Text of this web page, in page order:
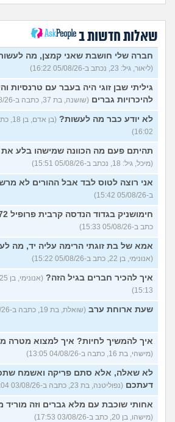
אם הייתה לכם מכונת זמן.
(ירין, בת 19)
סיימתי תואר והבנתי שאני לא
עכשיו?
(טל, בת 29)
מס שאלות לסטודנטים ובוגרים
של המכללה האקדמית וינגייט
לימודים מסלול בוקר או ערב?
(אנונימית, בת 27)
אילו יחידות טכנולוגיות יש?
(אנונימי, בן 17)
החיים בתור סטודנט לרפואה
(אנונימי, בן 20)
הנדסת בניין באריאל או סמי
שמעון?
(יותם, בן 23)
אני מרגישה ממש תקועה, איך
להתמודד? (מאיה, בת 23)
עוד שאלות חדשות
שאלות חדשות ב
חברה שלי חושבת שאני קמצן, מה
(ליאור, גיל: 23, נכתב ב-05/08/26 16:22)
גיליתי שבן זוגי היה בעבר עם טרנסיות
להיכרויות גברים (שושנה, בת 37, כתבה ב-05/08/26 16:13)
לא יודע כבר מה לעשות?
16:02)
תהיתם פעם מה הכוונה שמישהו בלע את
(מיכל, גיל: 18, נכתב ב-05/08/26 15:51)
אני רוצה לטוס לבד אבל ההורים לא
ב-05/08/26 15:42)
חימושניק בגדוד הנדסה קרבית פרופיל 72?
כתב ב-05/08/26 15:33)
אמא של בת זוגתי הרימה עליה יד, מה
(אנונימי, בן 22, כתב ב-05/08/26 15:22)
איך להכיר חברים בגיל הזה?
15:13)
שעת ארוחת ערב (שואלת, בת 19, כתבה ב-04/08/26 13:14)
איך להמשיך לחיות? איך למצוא מטרה
(מישהי, בת 16, כתבה ב-04/08/26 13:05)
לא שאלה, אלא סתם פריקה ואשמח
דעתכם (נפוליטנה, בת 23, כתבה ב-03/08/26 18:04)
אחותי שוכבת עם מלא גברים וזה מוריד
(מישהו, בן 20, כתב ב-03/08/26 17:53)